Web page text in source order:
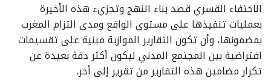
الاختفاء القسري قصد بناء النهج وتجزيء هذه الأخيرة
بعمليات تنفيذها على مستوى الواقع ومدى التزام المغرب
بمضمونها، وأن تكون التقارير الموازية مبنية على تقسيمات
افتراضية بين المجتمع المدني ليكون أكثر دقة بعيدة عن
تكرار مضامين هذه التقارير من تقرير إلى أخر.